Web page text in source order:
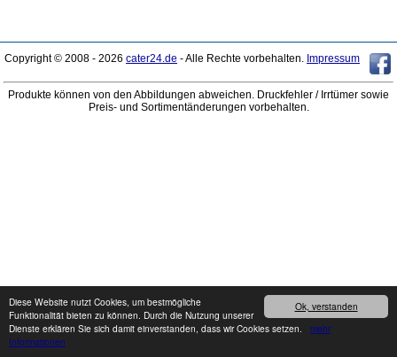
Ok, verstanden
Diese Website nutzt Cookies, um bestmögliche
Funktionalität bieten zu können. Durch die Nutzung unserer
Dienste erklären Sie sich damit einverstanden, dass wir Cookies setzen. mehr
Informationen
Copyright © 2008 - 2026 cater24.de - Alle Rechte vorbehalten. Impressum
Produkte können von den Abbildungen abweichen. Druckfehler / Irrtümer sowie
Preis- und Sortimentänderungen vorbehalten.